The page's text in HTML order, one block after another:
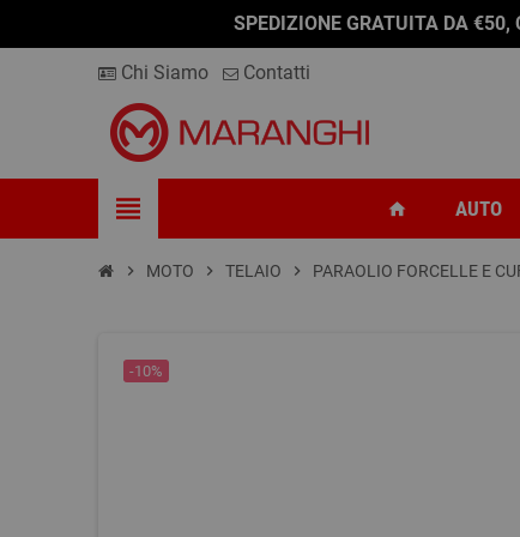
SPEDIZIONE GRATUITA DA
Chi Siamo Contatti
view_headline home AUTO
chevron_right MOTO chevron_right TELAIO chevron_right PARAOLIO FORCELLE E
-10%